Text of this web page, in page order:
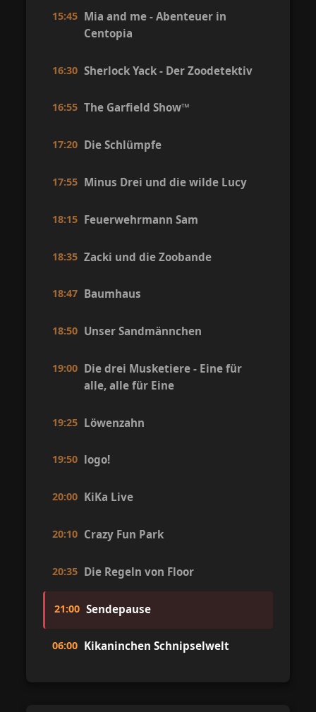
15:45 Mia and me - Abenteuer in
Centopia
16:30 Sherlock Yack - Der Zoodetektiv
16:55 The Garfield Show™
17:20 Die Schlümpfe
17:55 Minus Drei und die wilde Lucy
18:15 Feuerwehrmann Sam
18:35 Zacki und die Zoobande
18:47 Baumhaus
18:50 Unser Sandmännchen
19:00 Die drei Musketiere - Eine für
alle, alle für Eine
19:25 Löwenzahn
19:50 logo!
20:00 KiKa Live
20:10 Crazy Fun Park
20:35 Die Regeln von Floor
21:00 Sendepause
06:00 Kikaninchen Schnipselwelt